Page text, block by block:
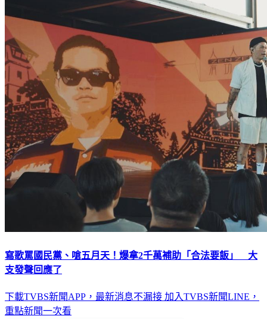
寫歌罵國民黨、嗆五月天！爆拿2千萬補助「合法要飯」 大
支發聲回應了
下載TVBS新聞APP，最新消息不漏接 加入TVBS新聞LINE，
重點新聞一次看